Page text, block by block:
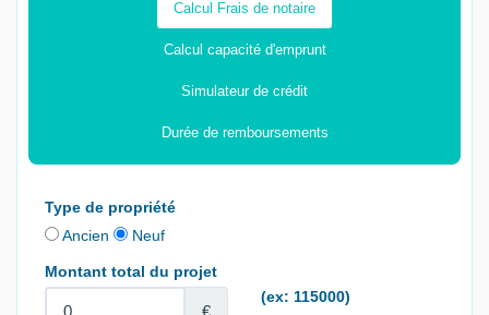
Calcul Frais de notaire
Calcul capacité d'emprunt
Simulateur de crédit
Durée de remboursements